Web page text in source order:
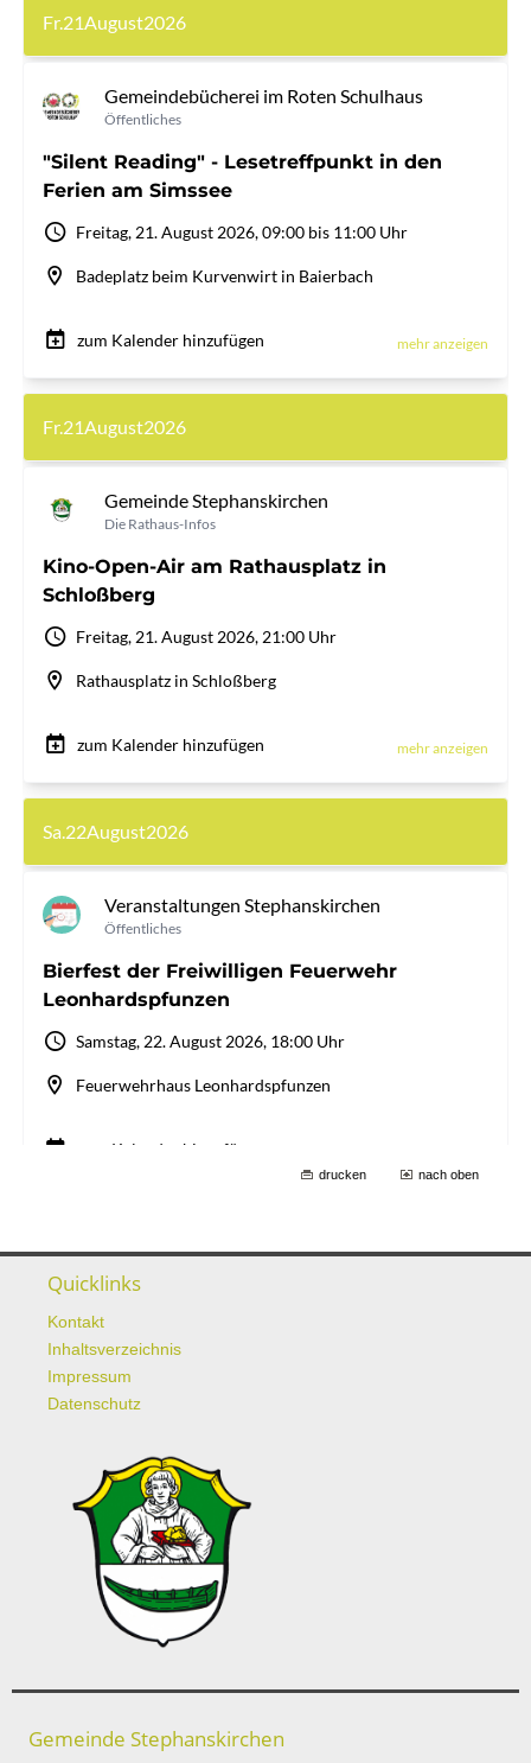
drucken nach oben
Quicklinks
Kontakt
Inhaltsverzeichnis
Impressum
Datenschutz
Gemeinde Stephanskirchen